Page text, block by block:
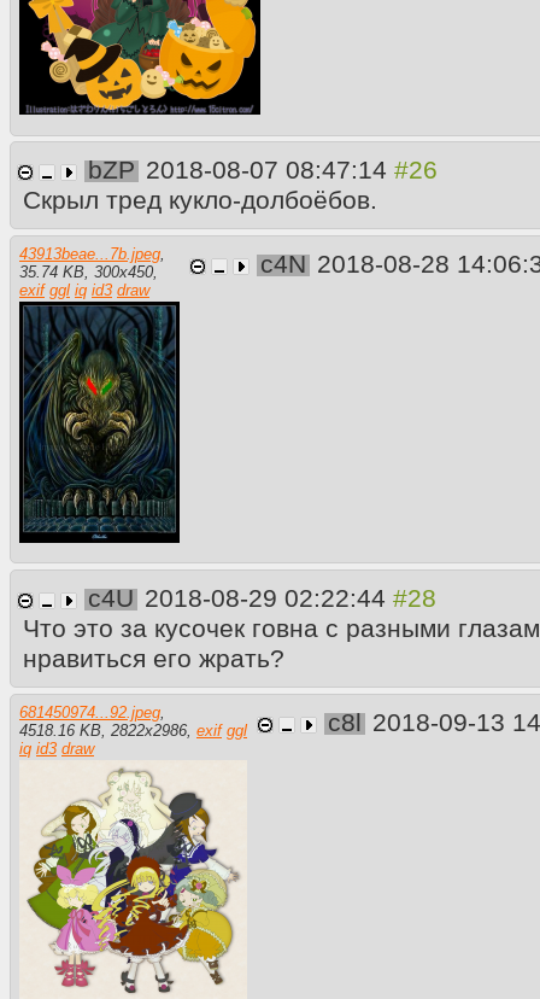
bZP 2018-08-07 08:47:14
Скрыл тред кукло-долбоёбов.
43913beae...7b.jpeg,
35.74 KB, 300x450,
exif ggl iq id3 draw
c4N 2018-08-28
c4U 2018-08-29 02:22:44
Что это за кусочек говна с разными
нравиться его жрать?
681450974...92.jpeg
4518.16 KB 2822x2986 exif ggl
iq id3 draw
c8l 2018-09-13